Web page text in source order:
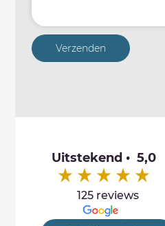
Verzenden
Uitstekend • 5,0
125 reviews